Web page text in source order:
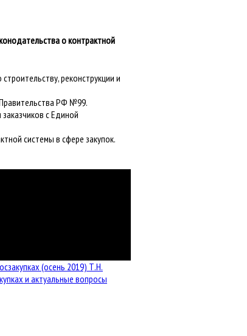
о контрактной
реконструкции и
РФ №99.
с Единой
системы в сфере закупок.
(осень 2019) Т.Н.
и актуальные вопросы